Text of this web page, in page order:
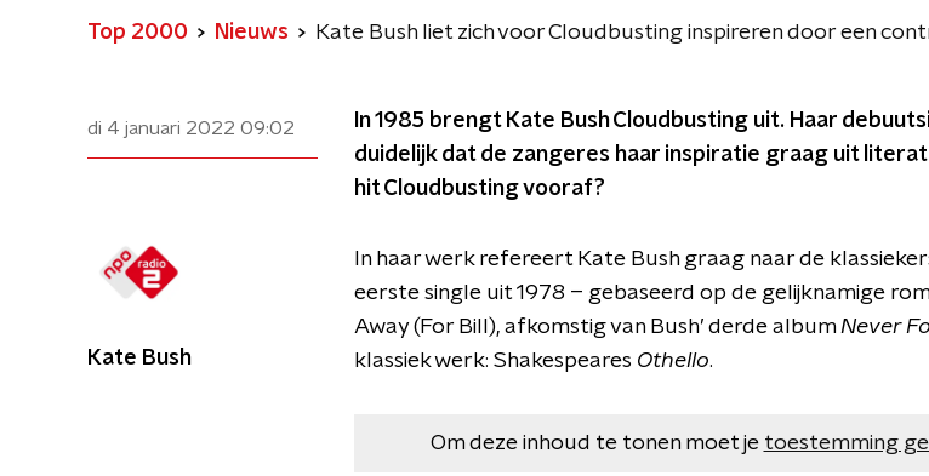
Top 2000 Nieuws Kate Bush liet zich voor Cloudbusting inspireren door een
di 4 januari 2022 09:02 In 1985 brengt Kate Bush Cloudbusting uit. Haar
duidelijk dat de zangeres haar inspiratie graag uit
hit Cloudbusting vooraf?
In haar werk refereert Kate Bush graag naar de
eerste single uit 1978 – gebaseerd op de gelijknamige
Away (For Bill), afkomstig van Bush’ derde albumNever
klassiek werk: Shakespeares Othello.
Om deze inhoud te tonen moet je toestemming
Kate Bush